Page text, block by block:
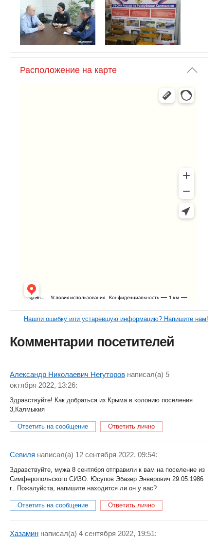
Расположение на карте
Нашли ошибку или устаревшую информацию? Напишите нам!
Комментарии посетителей
Александр Николаевич Негуторов написал(a) 5
октября 2022, 13:26:
Здравствуйте! Как добраться из Крыма в колонию поселения
3,Калмыкия
Ответить на сообщение Ответить лично
Севиля написал(a) 12 сентября 2022, 09:54:
Здравствуйте, мужа 8 сентября отправили к вам на поселение из
Симферопольского СИЗО. Юсупов Эбазер Энверович 29.05.1986
г.. Пожалуйста, напишите находится ли он у вас?
Ответить на сообщение Ответить лично
Хазамин написал(a) 4 сентября 2022, 19:51: